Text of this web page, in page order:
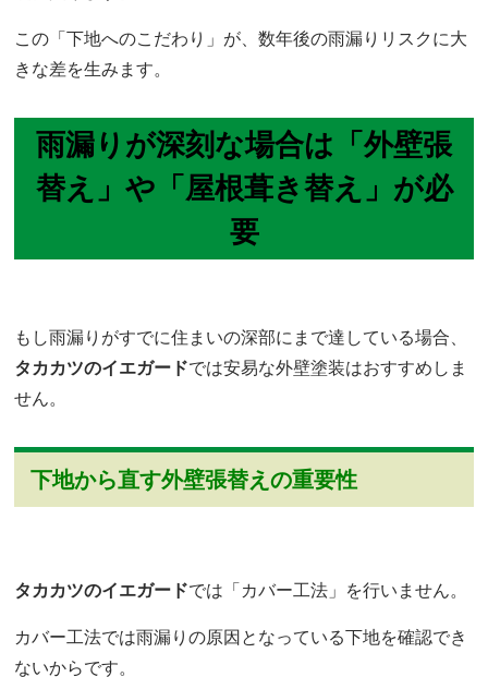
この「下地へのこだわり」が、数年後の雨漏りリスクに大
きな差を生みます。
雨漏りが深刻な場合は「外壁張
替え」や「屋根葺き替え」が必
要
もし雨漏りがすでに住まいの深部にまで達している場合、
タカカツのイエガードでは安易な外壁塗装はおすすめしま
せん。
下地から直す外壁張替えの重要性
タカカツのイエガードでは「カバー工法」を行いません。
カバー工法では雨漏りの原因となっている下地を確認でき
ないからです。